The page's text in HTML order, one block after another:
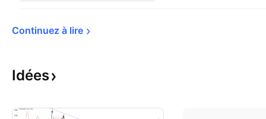
Continuez à lire
Idées